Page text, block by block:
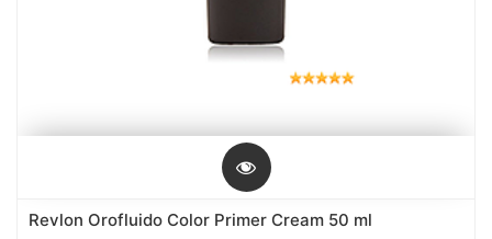
Revlon Orofluido Color Primer Cream 50 ml